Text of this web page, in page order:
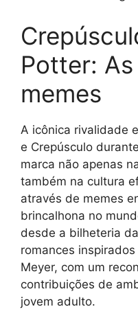
Potter:
memes
A icônica rivalidade
e Crepúsculo
marca não apenas
também na cultura
através de memes
brincalhona no
desde a bilheteria
romances
Meyer, com um
contribuições de
jovem adulto.